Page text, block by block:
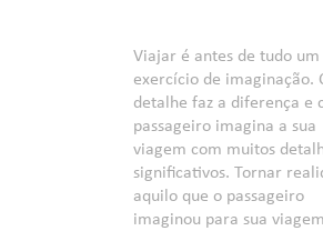
Viajar é antes de tudo um
exercício de imaginação.
detalhe faz a diferença e
passageiro imagina a sua
viagem com muitos
significativos. Tornar
aquilo que o passageiro
imaginou para sua